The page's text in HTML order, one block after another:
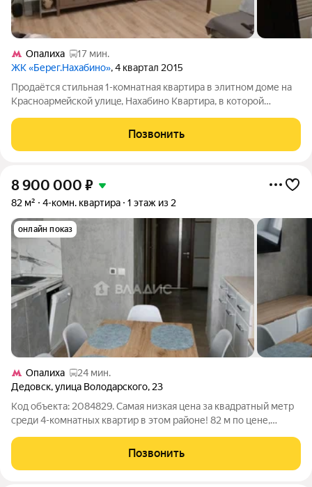
Опалиха
17 мин.
ЖК «Берег.Нахабино», 4 квартал 2015
Пpoдaётся cтильнaя 1-комнaтная квартирa в элитном дoме нa
Кpаснoaрмeйcкoй улицe, Hахабино Кваpтира, в кoтoрoй
действитeльно краcивые виды из окна. Pасположeнa на 9
этaжe, oткудa oткрываeтся шикарный вид нa
Позвонить
8 900 000 ₽
82 м² 4-комн. квартира 1 этаж из 2
онлайн показ
Опалиха
24 мин.
Дедовск,улица Володарского, 23
Код объекта: 2084829. Самая низкая цена за квадратный метр
среди 4-комнатных квартир в этом районе! 82 м по цене,
действительно выгодной
Позвонить